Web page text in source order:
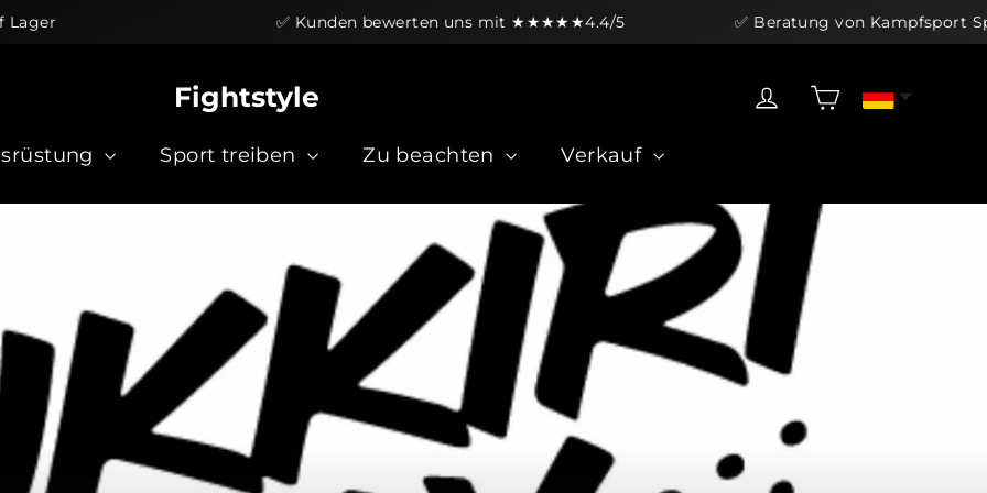
✅ Kunden bewerten uns mit ★★★★★4.4/5 ✅ Beratung von Kampfsport
Fightstyle Einloggen
Sport treiben Zu beachten Verkauf